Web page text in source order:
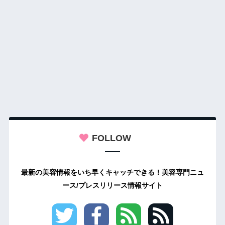
FOLLOW
最新の美容情報をいち早くキャッチできる！美容専門ニュ
ース/プレスリリース情報サイト